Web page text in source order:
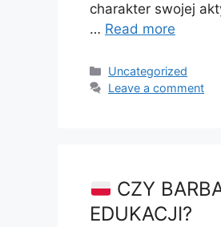
charakter swojej
… Read more
Categories
Uncategorized
Leave a comment
CZY
EDUKACJI?